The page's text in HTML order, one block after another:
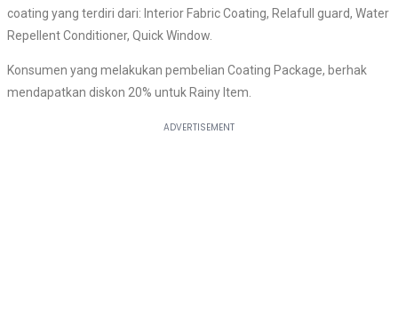
coating yang terdiri dari: Interior Fabric Coating, Relafull guard, Water
Repellent Conditioner, Quick Window.
Konsumen yang melakukan pembelian Coating Package, berhak
mendapatkan diskon 20% untuk Rainy Item.